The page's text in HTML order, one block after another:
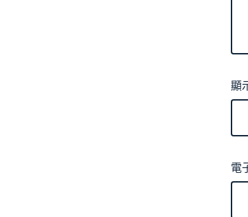
顯
電